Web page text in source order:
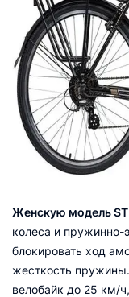
Женскую модель
колеса и пружинно-
блокировать ход
жесткость
велобайк до 25 км/